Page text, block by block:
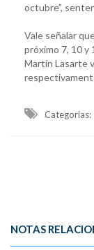
octubre”,
Vale señalar
próximo 7, 10 y
Martín Lasarte
Categorias:
NOTAS